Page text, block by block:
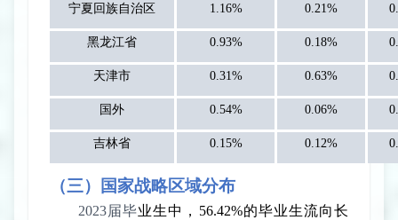
宁夏回族自治区 1.16% 0.21%
黑龙江省 0.93% 0.18%
天津市 0.31% 0.63%
国外 0.54% 0.06%
吉林省 0.15% 0.12%
（三）国家战略区域分布
2023届毕业生中， 56.42%的毕业生流向长